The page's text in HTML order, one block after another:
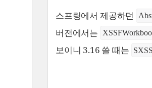
스프링에서 제공하던
버전에서는
보이니 3.16 쓸 때는